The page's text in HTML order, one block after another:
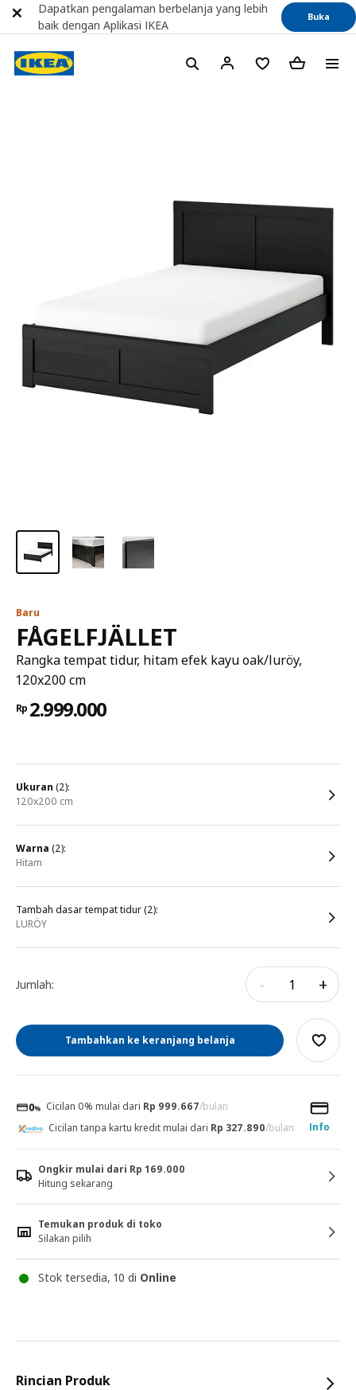
Baru
FÅGELFJÄLLET
Rangka tempat tidur, hitam efek kayu oak/luröy,
120x200 cm
Rp 2.999.000
ukuran (2):
120x200 cm
warna (2):
hitam
Tambah dasar tempat tidur (2):
LURÖY
Jumlah: - +
Tambahkan ke keranjang belanja
Cicilan 0% mulai dari Rp 999.667/bulan
Info
Cicilan tanpa kartu kredit mulai dari Rp 327.890/bulan
Ongkir mulai dari Rp 169.000
Hitung sekarang
Temukan produk di toko
Silakan pilih
Stok tersedia, 10 di Online
Rincian Produk
Dapatkan pengalaman berbelanja yang lebih
baik dengan Aplikasi IKEA
Buka